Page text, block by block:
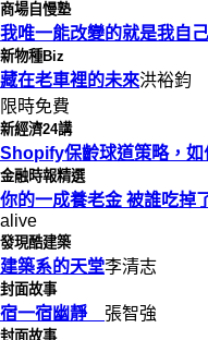
商場自慢塾
我唯一能改變的就是我自己
新物種Biz
藏在老車裡的未來洪裕鈞
限時免費
新經濟24講
Shopify保齡球道策略，如
金融時報精選
你的一成養老金 被誰吃掉
alive
發現酷建築
建築系的天堂李清志
封面故事
宿一宿幽靜 張智強
封面故事